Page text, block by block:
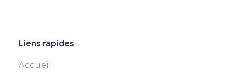
Liens rapides
Accueil